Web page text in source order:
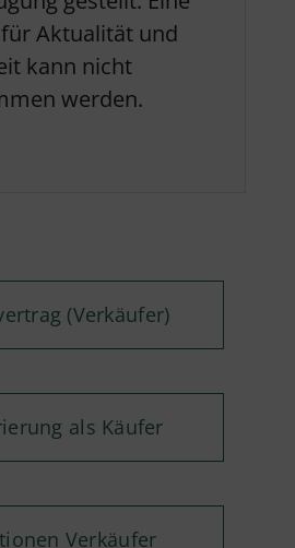
Aktualität und
kann nicht
werden.
(Verkäufer)
als Käufer
Verkäufer